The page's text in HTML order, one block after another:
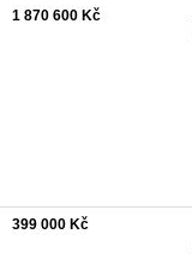
1 870 600 Kč
399 000 Kč